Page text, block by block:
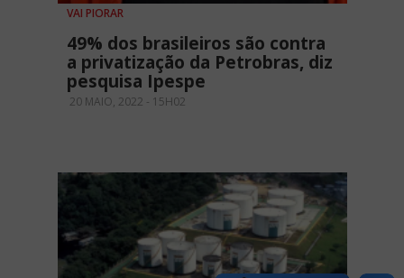
VAI PIORAR
49% dos brasileiros são contra
a privatização da Petrobras, diz
pesquisa Ipespe
20 MAIO, 2022 - 15H02